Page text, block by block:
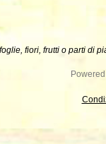
fiori, frutti o parti di